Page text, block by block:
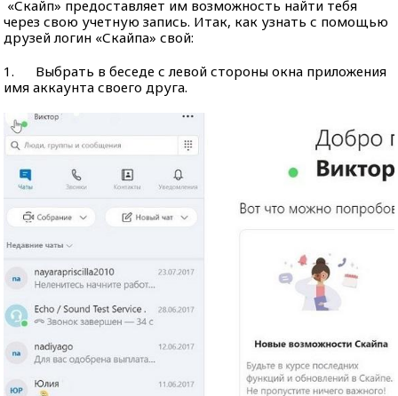
«Скайп» предоставляет им возможность найти тебя
через свою учетную запись. Итак, как узнать с помощью
друзей логин «Скайпа» свой:
1. Выбрать в беседе с левой стороны окна приложения
имя аккаунта своего друга.